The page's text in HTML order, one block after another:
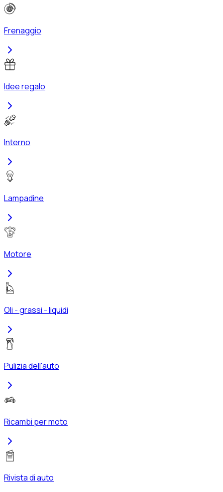
Frenaggio
Idee regalo
Interno
Lampadine
Motore
Oli - grassi - liquidi
Pulizia dell'auto
Ricambi per moto
Rivista di auto